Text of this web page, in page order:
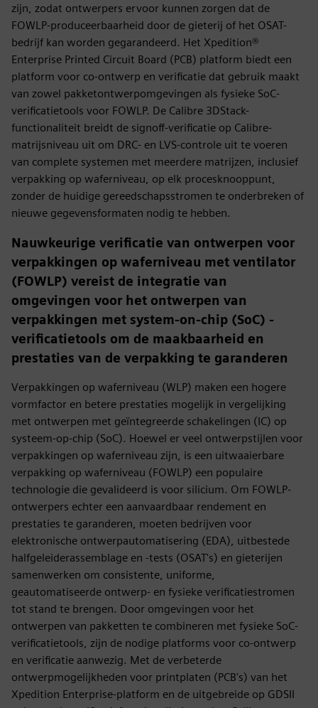
zijn, zodat ontwerpers ervoor kunnen zorgen dat de
FOWLP-produceerbaarheid door de gieterij of het OSAT-
bedrijf kan worden gegarandeerd. Het Xpedition®
Enterprise Printed Circuit Board (PCB) platform biedt een
platform voor co-ontwerp en verificatie dat gebruik maakt
van zowel pakketontwerpomgevingen als fysieke SoC-
verificatietools voor FOWLP. De Calibre 3DStack-
functionaliteit breidt de signoff-verificatie op Calibre-
matrijsniveau uit om DRC- en LVS-controle uit te voeren
van complete systemen met meerdere matrijzen, inclusief
verpakking op waferniveau, op elk procesknooppunt,
zonder de huidige gereedschapsstromen te onderbreken of
nieuwe gegevensformaten nodig te hebben.
Nauwkeurige verificatie van ontwerpen voor
verpakkingen op waferniveau met ventilator
(FOWLP) vereist de integratie van
omgevingen voor het ontwerpen van
verpakkingen met system-on-chip (SoC) -
verificatietools om de maakbaarheid en
prestaties van de verpakking te garanderen
Verpakkingen op waferniveau (WLP) maken een hogere
vormfactor en betere prestaties mogelijk in vergelijking
met ontwerpen met geïntegreerde schakelingen (IC) op
systeem-op-chip (SoC). Hoewel er veel ontwerpstijlen voor
verpakkingen op waferniveau zijn, is een uitwaaierbare
verpakking op waferniveau (FOWLP) een populaire
technologie die gevalideerd is voor silicium. Om FOWLP-
ontwerpers echter een aanvaardbaar rendement en
prestaties te garanderen, moeten bedrijven voor
elektronische ontwerpautomatisering (EDA), uitbestede
halfgeleiderassemblage en -tests (OSAT's) en gieterijen
samenwerken om consistente, uniforme,
geautomatiseerde ontwerp- en fysieke verificatiestromen
tot stand te brengen. Door omgevingen voor het
ontwerpen van pakketten te combineren met fysieke SoC-
verificatietools, zijn de nodige platforms voor co-ontwerp
en verificatie aanwezig. Met de verbeterde
ontwerpmogelijkheden voor printplaten (PCB's) van het
Xpedition Enterprise-platform en de uitgebreide op GDSII